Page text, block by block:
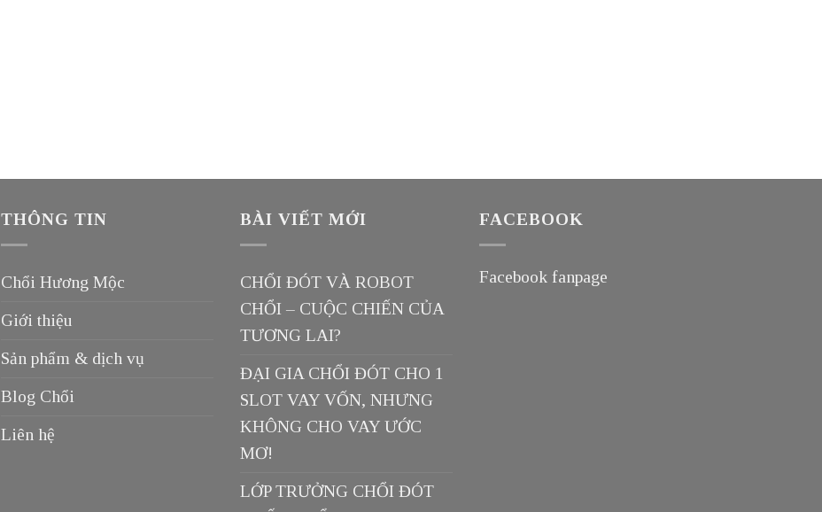
THÔNG TIN
Chổi Hương Mộc
Giới thiệu
Sản phẩm & dịch vụ
Blog Chổi
Liên hệ
BÀI VIẾT MỚI
CHỔI ĐÓT VÀ ROBOT
CHỔI – CUỘC CHIẾN CỦA
TƯƠNG LAI?
ĐẠI GIA CHỔI ĐÓT CHO 1
SLOT VAY VỐN, NHƯNG
KHÔNG CHO VAY ƯỚC
MƠ!
LỚP TRƯỞNG CHỔI ĐÓT
FACEBOOK
Facebook fanpage